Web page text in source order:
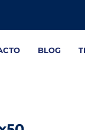
BLOG